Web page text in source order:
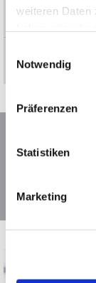
weiteren Daten
Notwendig
Präferenzen
Statistiken
Marketing
Ziva
Bewachung